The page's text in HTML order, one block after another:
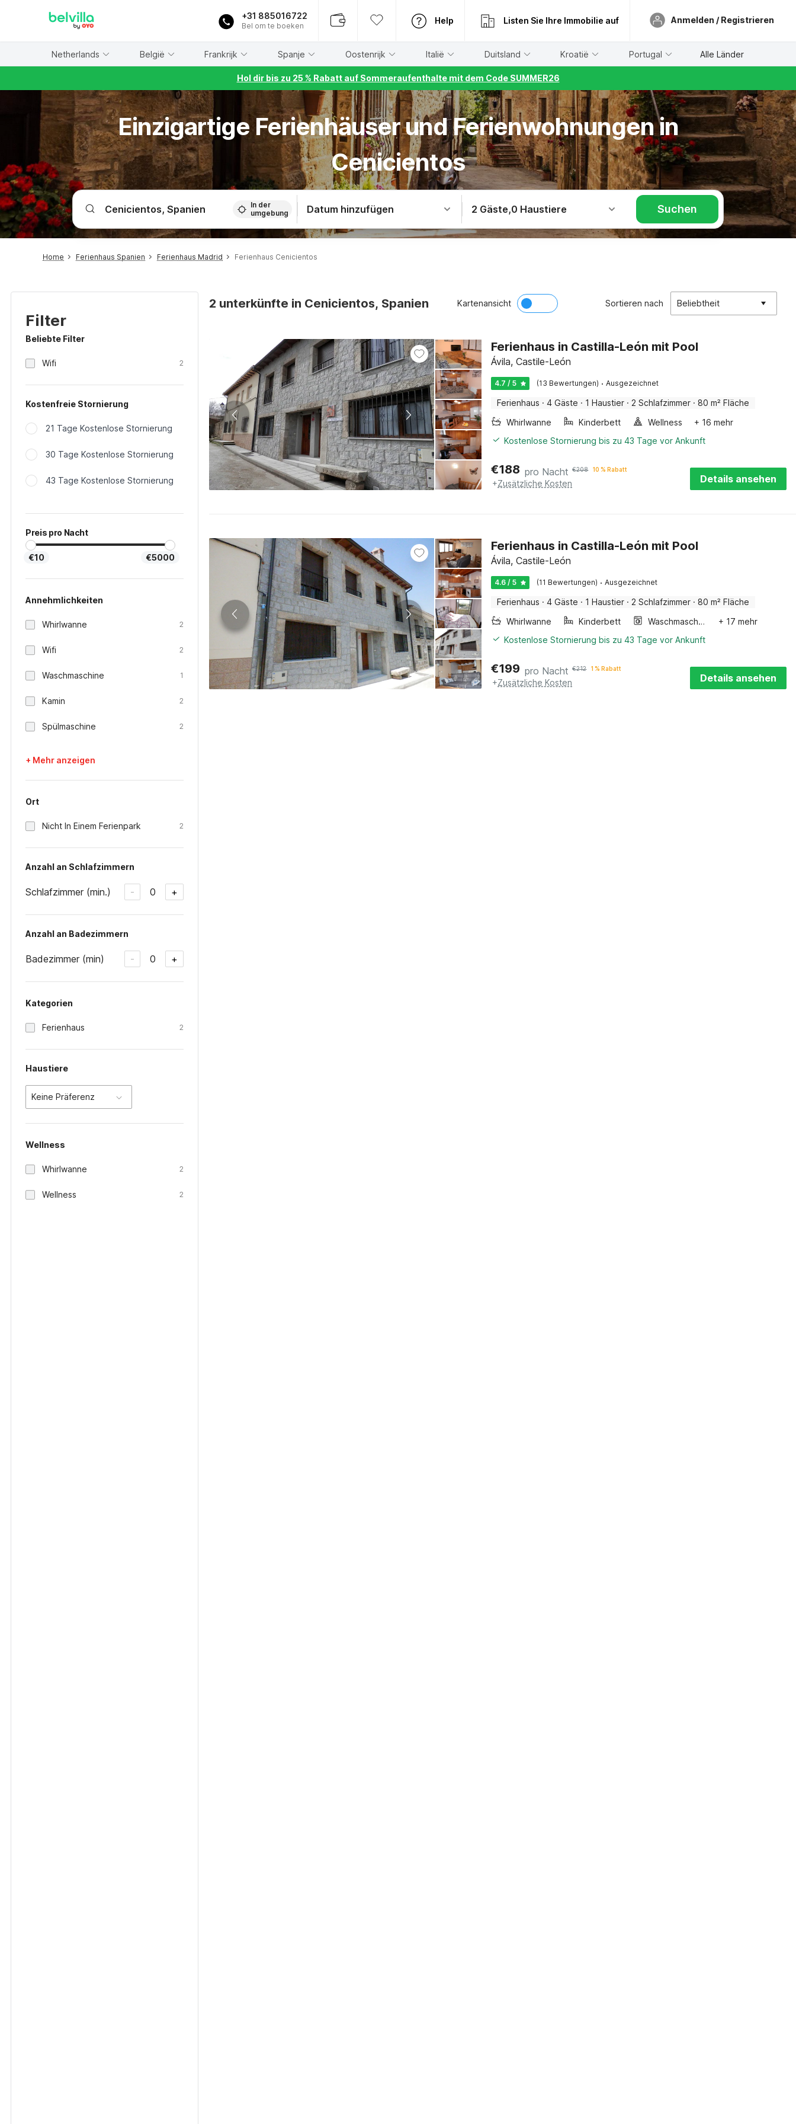
+31 885016722
Bel om te boeken
Help Listen Sie Ihre Immobilie auf Anmelden / Registrieren
Netherlands België Frankrijk Spanje Oostenrijk Italië Duitsland Kroatië Portugal Alle Länder
Hol dir bis zu 25 % Rabatt auf Sommeraufenthalte mit dem Code SUMMER26
Einzigartige Ferienhäuser und Ferienwohnungen in
Cenicientos
In der
umgebung
Datum hinzufügen 2 Gäste,0 Haustiere Suchen
Home Ferienhaus Spanien Ferienhaus Madrid Ferienhaus Cenicientos
Filter
Beliebte Filter
Wifi 2
Kostenfreie Stornierung
21 Tage Kostenlose Stornierung
30 Tage Kostenlose Stornierung
43 Tage Kostenlose Stornierung
Preis pro Nacht
€10 €5000
Annehmlichkeiten
Whirlwanne 2
Wifi 2
Waschmaschine 1
Kamin 2
Spülmaschine 2
+ Mehr anzeigen
Ort
Nicht In Einem Ferienpark 2
Anzahl an Schlafzimmern
Schlafzimmer (min.) - 0 +
Anzahl an Badezimmern
Badezimmer (min) - 0 +
Kategorien
Ferienhaus 2
Haustiere
Keine Präferenz
Wellness
Whirlwanne 2
Wellness 2
2 unterkünfte in Cenicientos, Spanien Kartenansicht Sortieren nach Beliebtheit
Ferienhaus in Castilla-León mit Pool
Ávila‎, Castile-León
4.7 / 5 (13 Bewertungen) · Ausgezeichnet
Ferienhaus · 4 Gäste · 1 Haustier · 2 Schlafzimmer · 80 m² Fläche
Whirlwanne
Kinderbett Wellness
+ 16 mehr
Kostenlose Stornierung bis zu 43 Tage vor Ankunft
€188 pro Nacht €208 10 % Rabatt
+Zusätzliche Kosten Details ansehen
Ferienhaus in Castilla-León mit Pool
Ávila‎, Castile-León
4.6 / 5 (11 Bewertungen) · Ausgezeichnet
Ferienhaus · 4 Gäste · 1 Haustier · 2 Schlafzimmer · 80 m² Fläche
Whirlwanne
Kinderbett Waschmaschine
+ 17 mehr
Kostenlose Stornierung bis zu 43 Tage vor Ankunft
€199 pro Nacht €212 1 % Rabatt
+Zusätzliche Kosten Details ansehen